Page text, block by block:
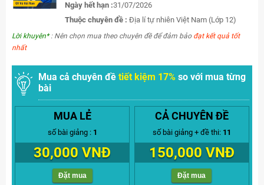
Ngày hết hạn :31/07/2026
Thuộc chuyên đề : Địa lí tự nhiên Việt Nam (Lớp 12)
Lời khuyên*: Nên chọn mua theo chuyên đề để đảm bảo đạt kết quả tốt
nhất
Mua cả chuyên đề tiết kiệm 17% so với mua từng
bài
MUA LẺ
số bài giảng : 1
30,000 VNĐ
Đặt mua
CẢ CHUYÊN ĐỀ
số bài giảng + đề thi: 11
150,000 VNĐ
Đặt mua